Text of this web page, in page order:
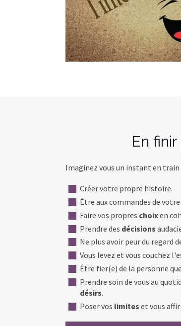
En
Imaginez vous un instant en train
Créer votre propre histoire.
Être aux commandes de votre
Faire vos propres choixen
Prendre des décisions
Ne plus avoir peur du regard
Vous levez et vous couchez
Être fier(e) de la personne
Prendre soin de vous au
désirs.
Poser vos limites et vous